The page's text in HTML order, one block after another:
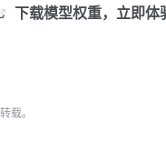
下载模型权重，立即体
载。